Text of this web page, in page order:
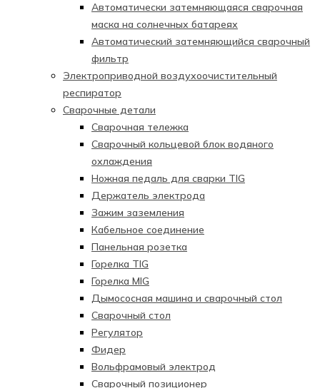
Автоматически затемняющаяся сварочная
маска на солнечных батареях
Автоматический затемняющийся сварочный
фильтр
Электроприводной воздухоочистительный
респиратор
Сварочные детали
Сварочная тележка
Сварочный кольцевой блок водяного
охлаждения
Ножная педаль для сварки TIG
Держатель электрода
Зажим заземления
Кабельное соединение
Панельная розетка
Горелка TIG
Горелка MIG
Дымососная машина и сварочный стол
Сварочный стол
Регулятор
Фидер
Вольфрамовый электрод
Сварочный позиционер